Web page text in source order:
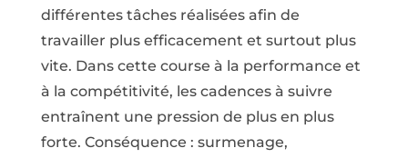
différentes tâches réalisées afin de
travailler plus efficacement et surtout plus
vite. Dans cette course à la performance et
à la compétitivité, les cadences à suivre
entraînent une pression de plus en plus
forte. Conséquence : surmenage,